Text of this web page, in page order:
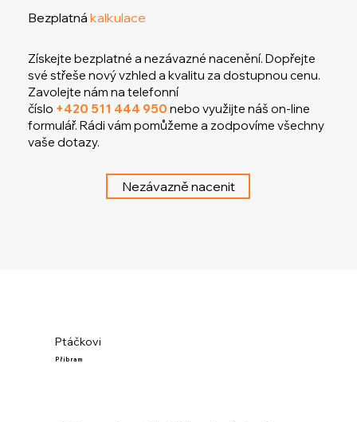
Bezplatná kalkulace
Získejte bezplatné a nezávazné nacenění. Dopřejte
své střeše nový vzhled a kvalitu za dostupnou cenu.
Zavolejte nám na telefonní
číslo +420 511 444 950 nebo využijte náš on-line
formulář. Rádi vám pomůžeme a zodpovíme všechny
vaše dotazy.
Nezávazně nacenit
Ptáčkovi
Příbram